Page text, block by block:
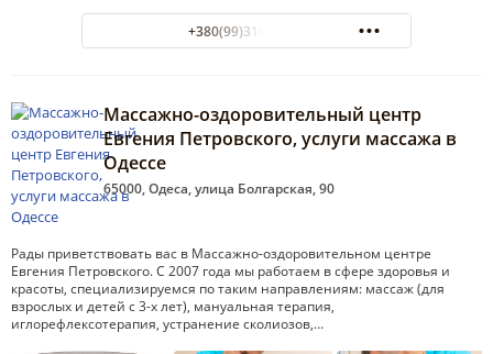
+380(99)310-17-61
Массажно-оздоровительный центр
Евгения Петровского, услуги массажа в
Одессе
65000, Одеса, улица Болгарская, 90
Рады приветствовать вас в Массажно-оздоровительном центре
Евгения Петровского. С 2007 года мы работаем в сфере здоровья и
красоты, специализируемся по таким направлениям: массаж (для
взрослых и детей с 3-х лет), мануальная терапия,
иглорефлексотерапия, устранение сколиозов,…